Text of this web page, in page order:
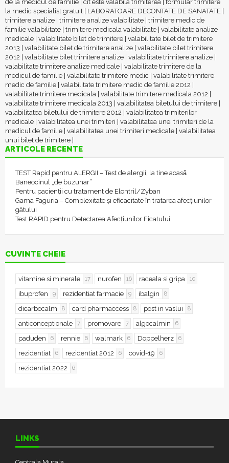
de la medicul de familie cit este valabila trimiterea
formular trimitere
la medic specialist gratuit
LABORATOARE DECONTATE DE SANATATE
trimitere analize trimitere analize valabilitate trimitere medic de
familie valabilitate trimitere medicala valabilitate valabilitate analize
medicale valabilitate bilet de trimitere valabilitate bilet de trimitere
2013
valabilitate bilet de trimitere analize valabilitate bilet trimitere
2012
valabilitate bilet trimitere analize valabilitate trimitere analize
valabilitate trimitere analize medicale valabilitate trimitere de la
medicul de familie valabilitate trimitere medic
valabilitate trimitere
medic de familie valabilitate trimitere medic de familie 2012
valabilitate trimitere medicala
valabilitate trimitere medicala 2012
valabilitate trimitere medicala 2013
valabilitatea biletului de trimitere
valabilitatea biletului de trimitere 2012
valabilitatea trimiterilor
medicale valabilitatea unei trimiteri
valabilitatea unei trimiteri de la
medicul de familie valabilitatea unei trimiteri medicale valabilitatea
unui bilet de trimitere
ARTICOLE RECENTE
TEST Rapid pentru ALERGII – Test de alergii, la tine acasǎ
Baneocinul „de buzunar”
Pentru pacienții cu tratament de Elontril/Zyban
Gama Faguria – Complexitate și eficacitate în tratarea afecțiunilor
gâtului
Test RAPID pentru Detectarea Afecțiunilor Ficatului
CUVINTE CHEIE
vitamine si minerale 17 nurofen 16 raceala si gripa 10
ibuprofen 9 rezidentiat farmacie 9 ibalgin 8
dicarbocalm 8 card pharmaccess 8 post in vaslui 8
anticonceptionale 7 promovare 7 algocalmin 6
paduden 6 rennie 6 walmark 6 Doppelherz 6
rezidentiat 6 rezidentiat 2012 6 covid-19 6
rezidentiat 2022 6
LINKS